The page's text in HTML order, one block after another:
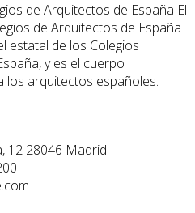
El
de Arquitectos de España
estatal de los Colegios
y es el cuerpo
los arquitectos españoles.
12 28046 Madrid